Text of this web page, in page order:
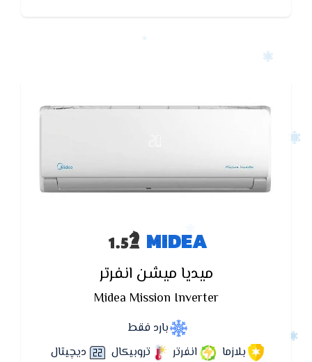
MIDEA
ميديا ميشن انفرتر
Midea Mission Inverter
بارد فقط
بلازما
انفرتر تروبيكال ديچيتال